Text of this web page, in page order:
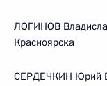
ЛОГИНОВ
Красноярска
СЕРДЕЧКИН Юрий